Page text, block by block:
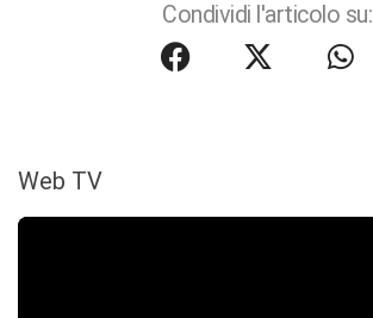
Condividi l'articolo su:
Web TV